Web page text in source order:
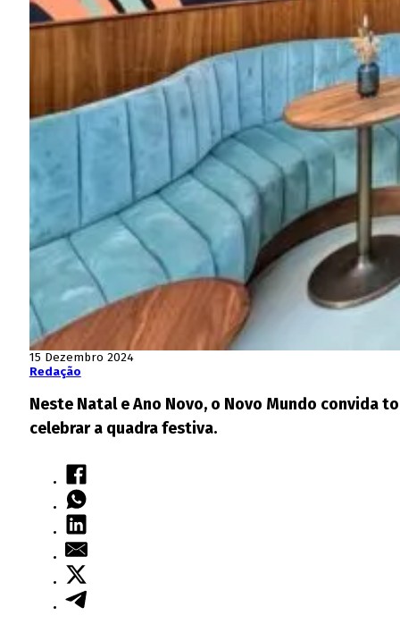
15 Dezembro 2024
Redação
Neste Natal e Ano Novo, o Novo Mundo convida
celebrar a quadra festiva.